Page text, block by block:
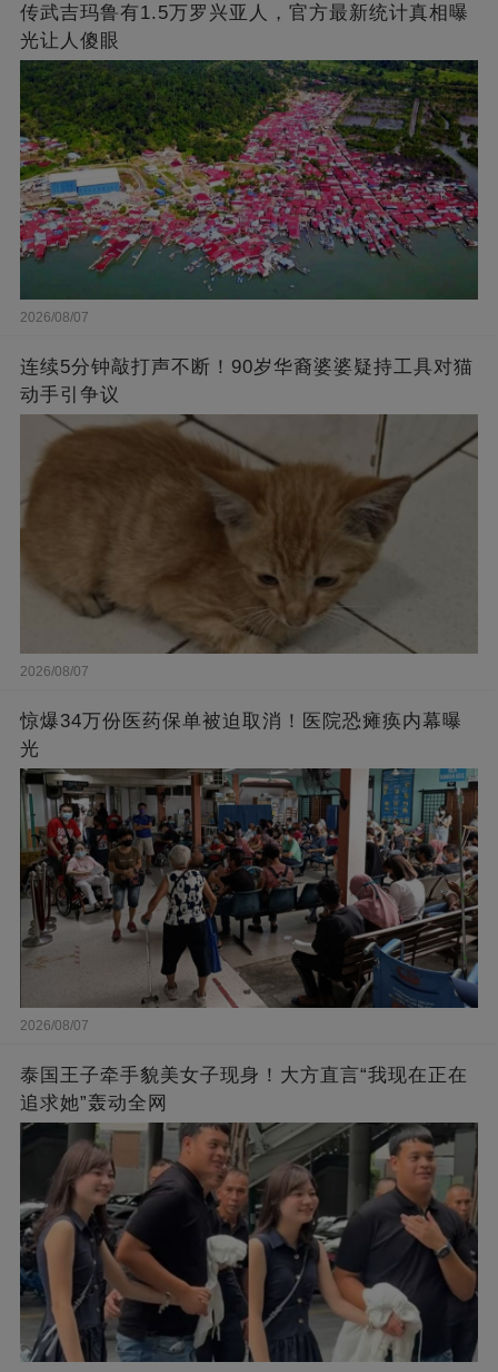
传武吉玛鲁有1.5万罗兴亚人，官方最新统计真相曝
光让人傻眼
2026/08/07
连续5分钟敲打声不断！90岁华裔婆婆疑持工具对猫
动手引争议
2026/08/07
惊爆34万份医药保单被迫取消！医院恐瘫痪内幕曝
光
2026/08/07
泰国王子牵手貌美女子现身！大方直言“我现在正在
追求她”轰动全网